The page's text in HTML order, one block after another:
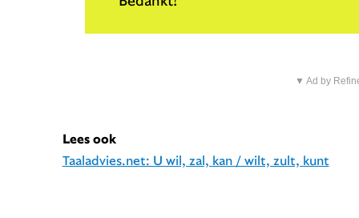
▼ Ad by
Lees ook
Taaladvies.net: U wil, zal, kan / wilt, zult, kunt